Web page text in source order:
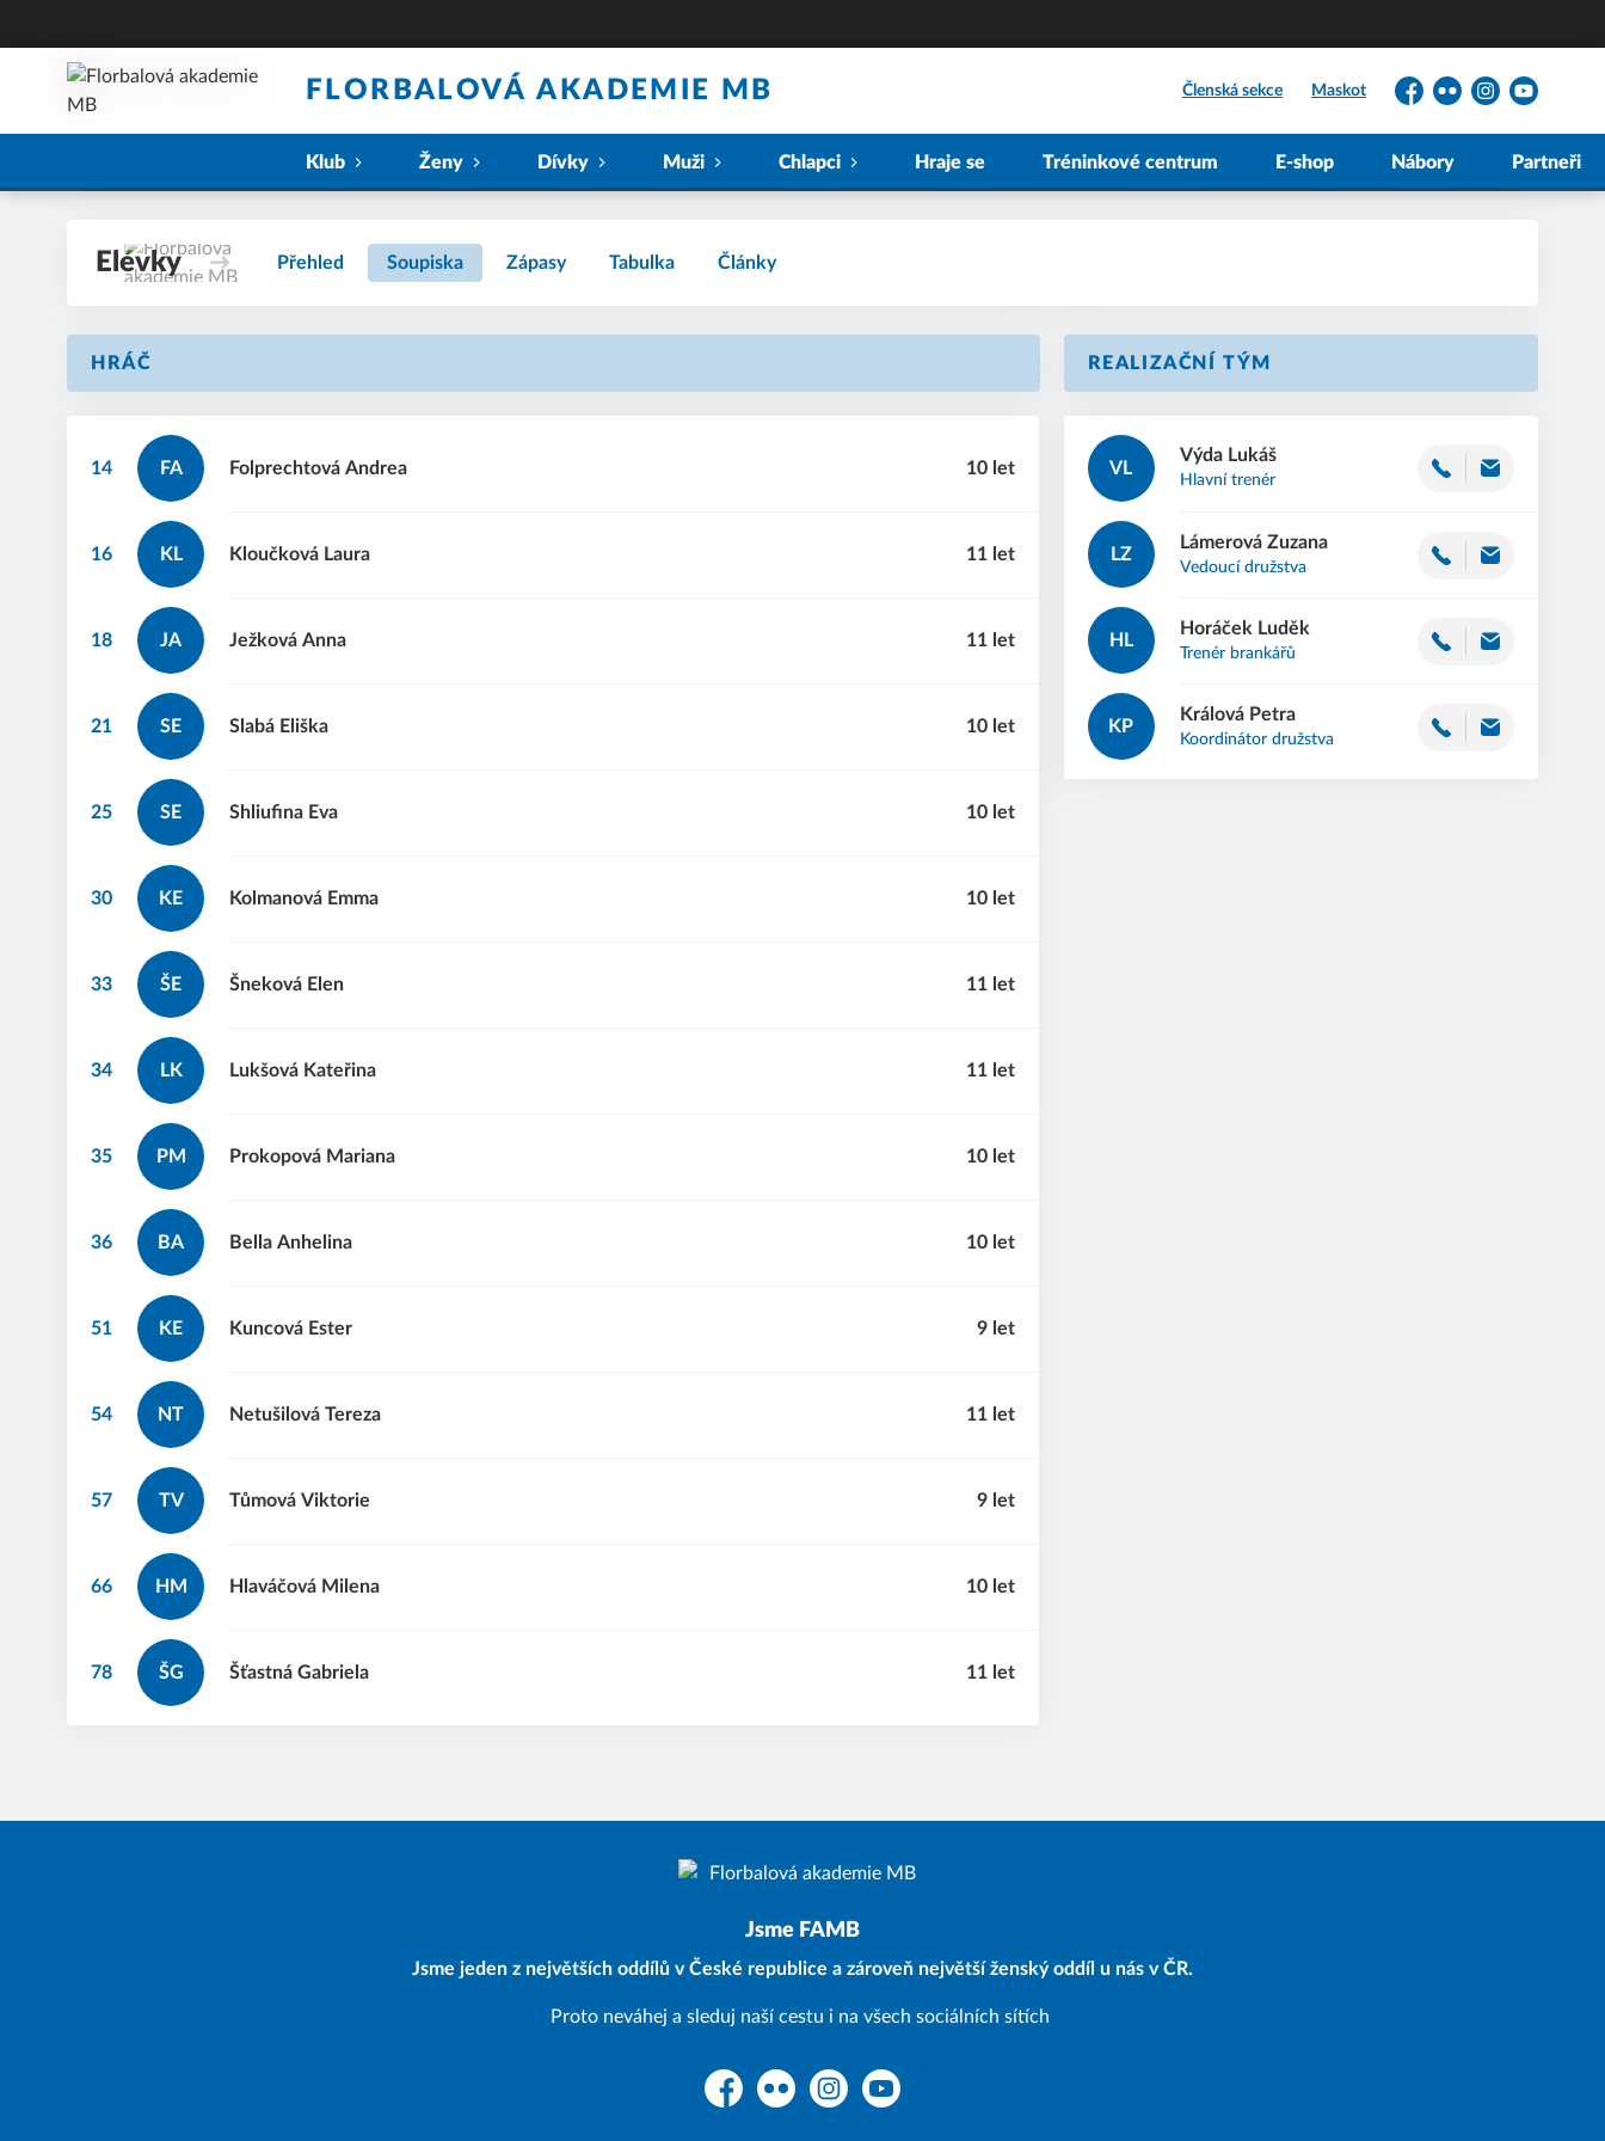
FLORBALOVÁ AKADEMIE MB Členská sekce Maskot
Facebook
FlickrInstagramYouTube
Klub Ženy Dívky Muži Chlapci Hraje se Tréninkové centrum E-shop Nábory Partneři
Elévky Přehled Soupiska Zápasy Tabulka Články
REALIZAČNÍ TÝM
VL
Lukáš
Výda
Hlavní trenér
LZ
Zuzana
Lámerová
Vedoucí družstva
HL
Luděk
Horáček
Trenér brankářů
KP
Petra
Králová
Koordinátor družstva
HRÁČ
14 FA Andrea
Folprechtová 10 let
16 KL Laura
Kloučková 11 let
18 JA Anna
Ježková 11 let
21 SE Eliška
Slabá 10 let
25 SE Eva
Shliufina 10 let
30 KE Emma
Kolmanová 10 let
33 ŠE Elen
Šneková 11 let
34 LK Kateřina
Lukšová 11 let
35 PM Mariana
Prokopová 10 let
36 BA Anhelina
Bella 10 let
51 KE Ester
Kuncová 9 let
54 NT Tereza
Netušilová 11 let
57 TV Viktorie
Tůmová 9 let
66 HM Milena
Hlaváčová 10 let
78 ŠG Gabriela
Šťastná 11 let
Jsme FAMB
Jsme jeden z největších oddílů v České republice a zároveň největší ženský oddíl u nás v ČR.
Proto neváhej a sleduj naší cestu i na všech sociálních sítích
FacebookFlickr InstagramYouTube